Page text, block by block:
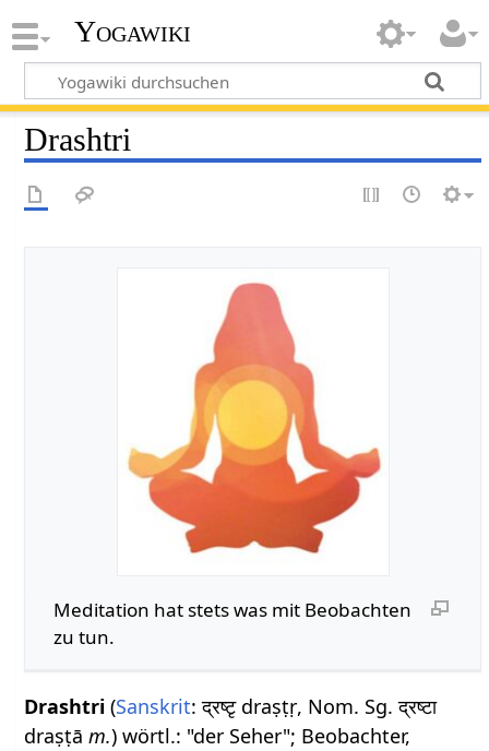
Yogawiki
Drashtri
Meditation hat stets was mit Beobachten
zu tun.
Drashtri (Sanskrit: द्रष्टृ draṣṭṛ, Nom. Sg. द्रष्टा
draṣṭām.) wörtl.: "der Seher"; Beobachter,